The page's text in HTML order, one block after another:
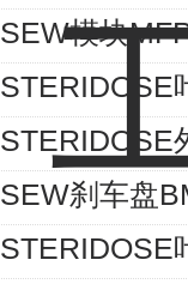
SEW模块
STERIDOSE
STERIDOSE
SEW刹车盘
STERIDOSE